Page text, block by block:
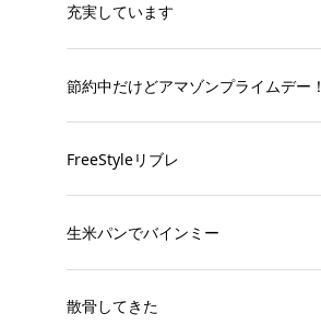
充実しています
節約中だけどアマゾンプライムデー！
FreeStyleリブレ
生米パンでバインミー
散骨してきた